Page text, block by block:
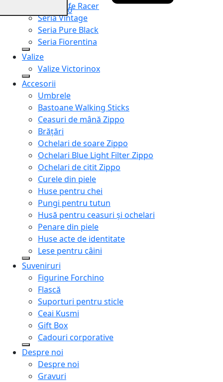
Seria Cafe Racer
Seria Vintage
Seria Pure Black
Seria Fiorentina
Valize
Valize Victorinox
Accesorii
Umbrele
Bastoane Walking Sticks
Ceasuri de mână Zippo
Brățări
Ochelari de soare Zippo
Ochelari Blue Light Filter Zippo
Ochelari de citit Zippo
Curele din piele
Huse pentru chei
Pungi pentru tutun
Husă pentru ceasuri și ochelari
Penare din piele
Huse acte de identitate
Lese pentru câini
Suveniruri
Figurine Forchino
Flască
Suporturi pentru sticle
Ceai Kusmi
Gift Box
Cadouri corporative
Despre noi
Despre noi
Gravuri
0